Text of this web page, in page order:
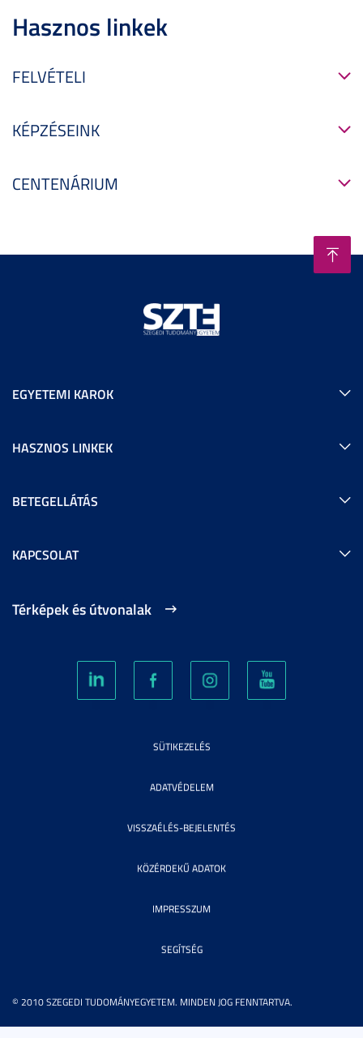
Hasznos linkek
FELVÉTELI
KÉPZÉSEINK
CENTENÁRIUM
EGYETEMI KAROK
HASZNOS LINKEK
BETEGELLÁTÁS
KAPCSOLAT
Térképek és útvonalak
© 2010 SZEGEDI TUDOMÁNYEGYETEM. MINDEN JOG FENNTARTVA.
SÜTIKEZELÉS
ADATVÉDELEM
VISSZAÉLÉS-BEJELENTÉS
KÖZÉRDEKŰ ADATOK
IMPRESSZUM
SEGÍTSÉG